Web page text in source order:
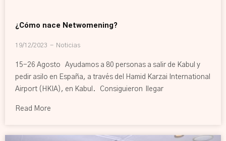
¿Cómo nace Netwomening?
19/12/2023 Noticias
15-26 Agosto Ayudamos a 80 personas a salir de Kabul y
pedir asilo en España, a través del Hamid Karzai International
Airport (HKIA), en Kabul. Consiguieron llegar
Read More